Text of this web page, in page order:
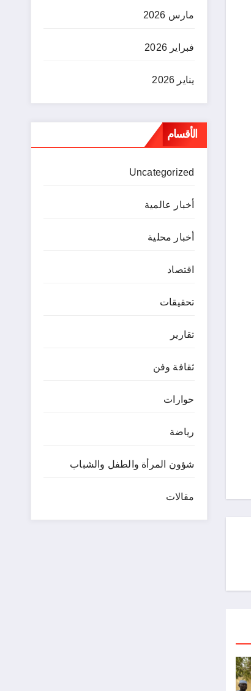
مارس 2026
فبراير 2026
يناير 2026
الأقسام
Uncategorized
أخبار عالمية
أخبار محلية
اقتصاد
تحقيقات
تقارير
ثقافة وفن
حوارات
رياضة
شؤون المرأة والطفل والشباب
مقالات